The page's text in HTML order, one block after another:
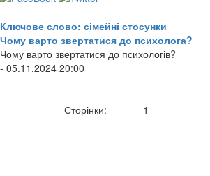
Ключове слово: сімейні стосунки
Чому варто звертатися до психолога?
Чому варто звертатися до психологів?
- 05.11.2024 20:00
Сторінки: 1